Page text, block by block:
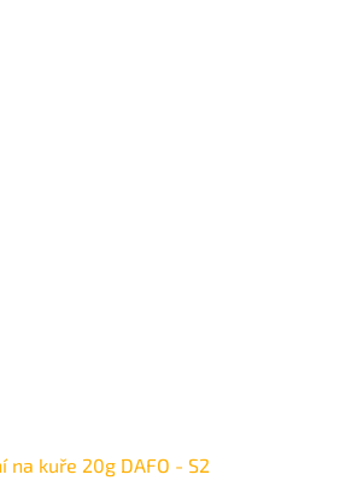
na kuře 20g DAFO - S2